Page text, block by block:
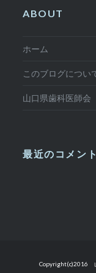
ABOUT
ホーム
このブログについ
山口県歯科医師会
最近のコメント
Copyright(c)2016